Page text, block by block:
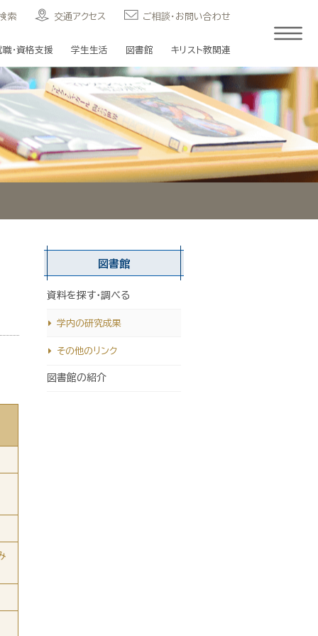
職・資格支援 学生生活 図書館 キリスト教関連
索 交通アクセス ご相談・お問い合わせ
図書館
資料を探す・調べる
学内の研究成果
その他のリンク
図書館の紹介